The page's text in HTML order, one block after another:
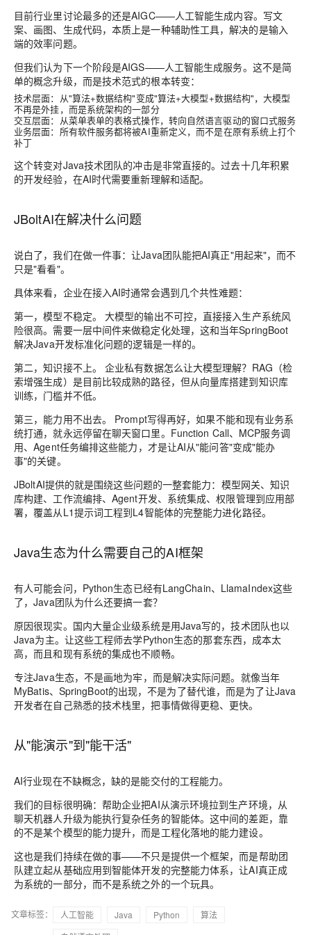
目前行业里讨论最多的还是AIGC——人工智能生成内容。写文
案、画图、生成代码，本质上是一种辅助性工具，解决的是输入
端的效率问题。
但我们认为下一个阶段是AIGS——人工智能生成服务。这不是简
单的概念升级，而是技术范式的根本转变：
技术层面：从"算法+数据结构"变成"算法+大模型+数据结构"，大模型
不再是外挂，而是系统架构的一部分
交互层面：从菜单表单的表格式操作，转向自然语言驱动的窗口式服务
业务层面：所有软件服务都将被AI重新定义，而不是在原有系统上打个
补丁
这个转变对Java技术团队的冲击是非常直接的。过去十几年积累
的开发经验，在AI时代需要重新理解和适配。
JBoltAI在解决什么问题
说白了，我们在做一件事：让Java团队能把AI真正"用起来"，而不
只是"看看"。
具体来看，企业在接入AI时通常会遇到几个共性难题：
第一，模型不稳定。
大模型的输出不可控，直接接入生产系统风
险很高。需要一层中间件来做稳定化处理，这和当年SpringBoot
解决Java开发标准化问题的逻辑是一样的。
第二，知识接不上。
企业私有数据怎么让大模型理解？RAG（检
索增强生成）是目前比较成熟的路径，但从向量库搭建到知识库
训练，门槛并不低。
第三，能力用不出去。
Prompt写得再好，如果不能和现有业务系
统打通，就永远停留在聊天窗口里。Function Call、MCP服务调
用、Agent任务编排这些能力，才是让AI从"能问答"变成"能办
事"的关键。
JBoltAI提供的就是围绕这些问题的一整套能力：模型网关、知识
库构建、工作流编排、Agent开发、系统集成、权限管理到应用部
署，覆盖从L1提示词工程到L4智能体的完整能力进化路径。
Java生态为什么需要自己的AI框架
有人可能会问，Python生态已经有LangChain、LlamaIndex这些
了，Java团队为什么还要搞一套？
原因很现实。国内大量企业级系统是用Java写的，技术团队也以
Java为主。让这些工程师去学Python生态的那套东西，成本太
高，而且和现有系统的集成也不顺畅。
专注Java生态，不是画地为牢，而是解决实际问题。就像当年
MyBatis、SpringBoot的出现，不是为了替代谁，而是为了让Java
开发者在自己熟悉的技术栈里，把事情做得更稳、更快。
从"能演示"到"能干活"
AI行业现在不缺概念，缺的是能交付的工程能力。
我们的目标很明确：帮助企业把AI从演示环境拉到生产环境，从
聊天机器人升级为能执行复杂任务的智能体。这中间的差距，靠
的不是某个模型的能力提升，而是工程化落地的能力建设。
这也是我们持续在做的事——不只是提供一个框架，而是帮助团
队建立起从基础应用到智能体开发的完整能力体系，让AI真正成
为系统的一部分，而不是系统之外的一个玩具。
文章标签： 人工智能 Java Python
算法